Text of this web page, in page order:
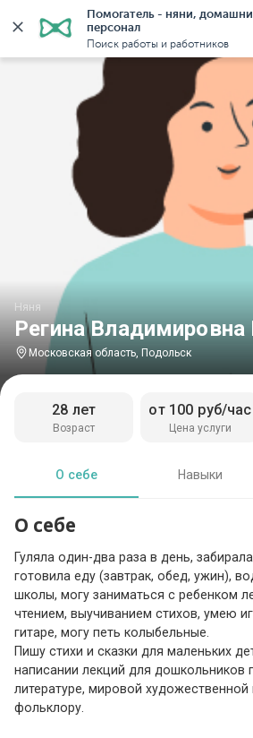
Помогатель - няни,
персонал
Поиск работы и работников
Главная Няни Няни в
Регина Владимировна
Няня
Московская область, Подольск
Возраст
28 лет
Цена услуги
от 100 руб/час
О себе Навыки
О себе
Гуляла один-два раза в день,
готовила еду (завтрак, обед, ужин),
школы, могу заниматься с ребенком
чтением, выучиванием стихов, умею
гитаре, могу петь колыбельные.
Пишу стихи и сказки для маленьких
написании лекций для дошкольников
литературе, мировой художественной
фольклору.